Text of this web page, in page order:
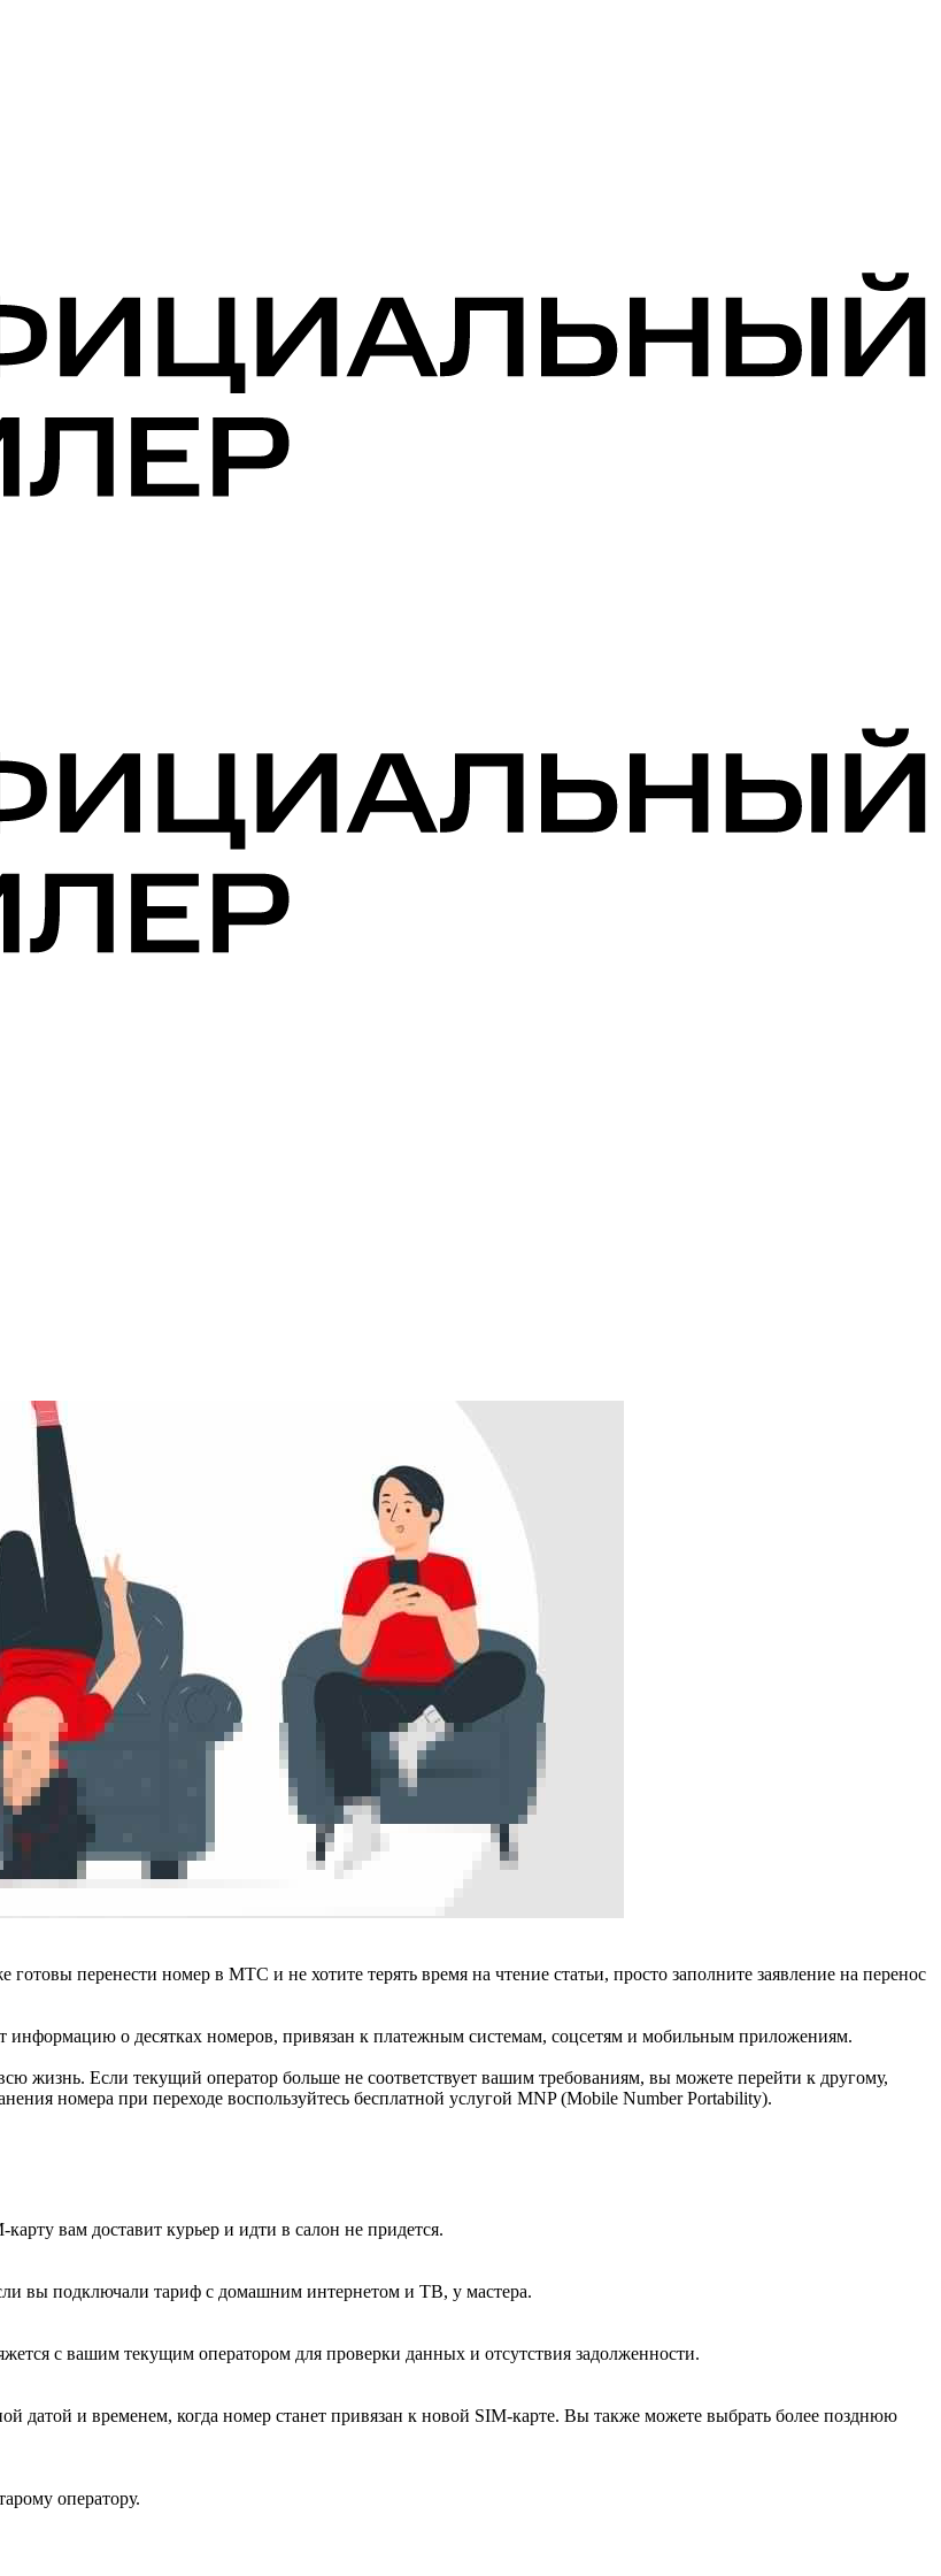
перенести номер в МТС и не хотите терять время на чтение статьи, просто заполните заявление на перенос
о десятках номеров, привязан к платежным системам, соцсетям и мобильным приложениям.
жизнь. Если текущий оператор больше не соответствует вашим требованиям, вы можете перейти к другому,
номера при переходе воспользуйтесь бесплатной услугой MNP (Mobile Number Portability).
карту вам доставит курьер и идти в салон не придется.
вы подключали тариф с домашним интернетом и ТВ, у мастера.
с вашим текущим оператором для проверки данных и отсутствия задолженности.
датой и временем, когда номер станет привязан к новой SIM-карте. Вы также можете выбрать более позднюю
оператору.